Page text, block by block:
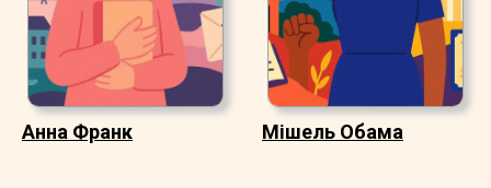
Анна Франк Мішель Обама